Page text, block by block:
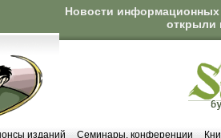
Новости информационных
открыли
изданий Семинары, конференции